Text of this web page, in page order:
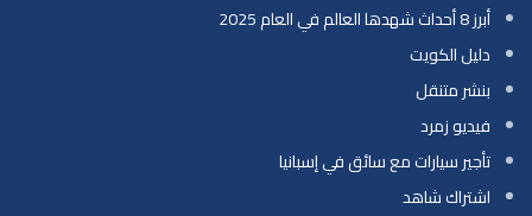
أبرز 8 أحداث شهدها العالم في العام 2025
دليل الكويت
بنشر متنقل
فيديو زمرد
تأجير سيارات مع سائق في إسبانيا
اشتراك شاهد